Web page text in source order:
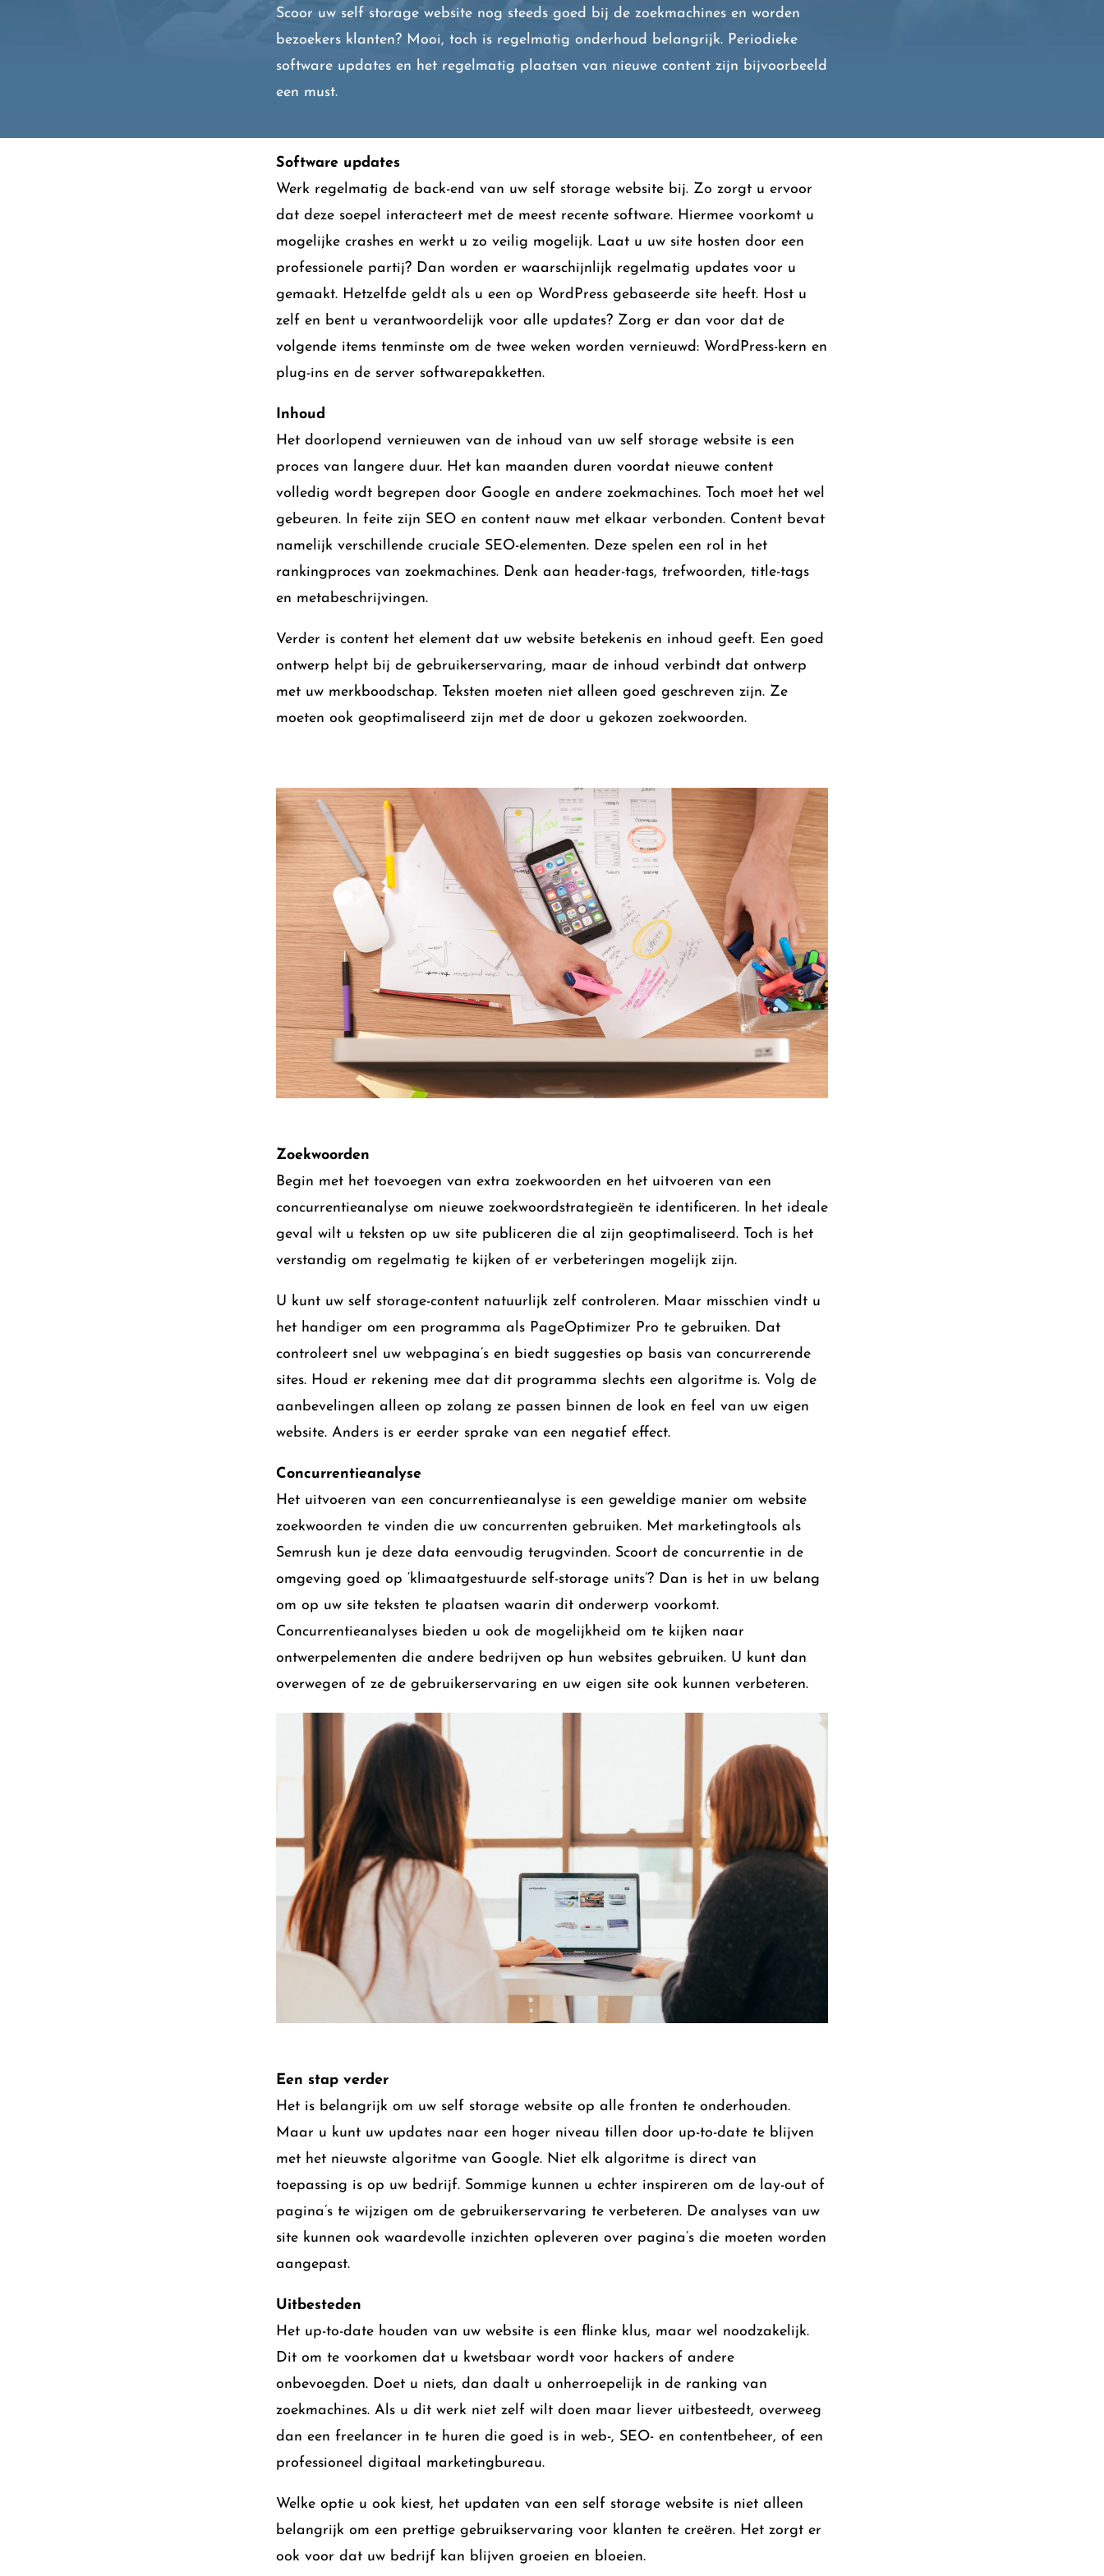
Scoor uw self storage website nog steeds goed bij de zoekmachines en worden
bezoekers klanten? Mooi, toch is regelmatig onderhoud belangrijk. Periodieke
software updates en het regelmatig plaatsen van nieuwe content zijn bijvoorbeeld
een must.
Software updates
Werk regelmatig de back-end van uw self storage website bij. Zo zorgt u ervoor
dat deze soepel interacteert met de meest recente software. Hiermee voorkomt u
mogelijke crashes en werkt u zo veilig mogelijk. Laat u uw site hosten door een
professionele partij? Dan worden er waarschijnlijk regelmatig updates voor u
gemaakt. Hetzelfde geldt als u een op WordPress gebaseerde site heeft. Host u
zelf en bent u verantwoordelijk voor alle updates? Zorg er dan voor dat de
volgende items tenminste om de twee weken worden vernieuwd: WordPress-kern en
plug-ins en de server softwarepakketten.
Inhoud
Het doorlopend vernieuwen van de inhoud van uw self storage website is een
proces van langere duur. Het kan maanden duren voordat nieuwe content
volledig wordt begrepen door Google en andere zoekmachines. Toch moet het wel
gebeuren. In feite zijn SEO en content nauw met elkaar verbonden. Content bevat
namelijk verschillende cruciale SEO-elementen. Deze spelen een rol in het
rankingproces van zoekmachines. Denk aan header-tags, trefwoorden, title-tags
en metabeschrijvingen.
Verder is content het element dat uw website betekenis en inhoud geeft. Een goed
ontwerp helpt bij de gebruikerservaring, maar de inhoud verbindt dat ontwerp
met uw merkboodschap. Teksten moeten niet alleen goed geschreven zijn. Ze
moeten ook geoptimaliseerd zijn met de door u gekozen zoekwoorden.
Zoekwoorden
Begin met het toevoegen van extra zoekwoorden en het uitvoeren van een
concurrentieanalyse om nieuwe zoekwoordstrategieën te identificeren. In het ideale
geval wilt u teksten op uw site publiceren die al zijn geoptimaliseerd. Toch is het
verstandig om regelmatig te kijken of er verbeteringen mogelijk zijn.
U kunt uw self storage-content natuurlijk zelf controleren. Maar misschien vindt u
het handiger om een ​​programma als PageOptimizer Pro te gebruiken. Dat
controleert snel uw webpagina’s en biedt suggesties op basis van concurrerende
sites. Houd er rekening mee dat dit programma slechts een algoritme is. Volg de
aanbevelingen alleen op zolang ze passen binnen de look en feel van uw eigen
website. Anders is er eerder sprake van een negatief effect.
Concurrentieanalyse
Het uitvoeren van een concurrentieanalyse is een geweldige manier om website
zoekwoorden te vinden die uw concurrenten gebruiken. Met marketingtools als
Semrush kun je deze data eenvoudig terugvinden. Scoort de concurrentie in de
omgeving goed op ‘klimaatgestuurde self-storage units’? Dan is het in uw belang
om op uw site teksten te plaatsen waarin dit onderwerp voorkomt.
Concurrentieanalyses bieden u ook de mogelijkheid om te kijken naar
ontwerpelementen die andere bedrijven op hun websites gebruiken. U kunt dan
overwegen of ze de gebruikerservaring en uw eigen site ook kunnen verbeteren.
Een stap verder
Het is belangrijk om uw self storage website op alle fronten te onderhouden.
Maar u kunt uw updates naar een hoger niveau tillen door up-to-date te blijven
met het nieuwste algoritme van Google. Niet elk algoritme is direct van
toepassing is op uw bedrijf. Sommige kunnen u echter inspireren om de lay-out of
pagina’s te wijzigen om de gebruikerservaring te verbeteren. De analyses van uw
site kunnen ook waardevolle inzichten opleveren over pagina’s die moeten worden
aangepast.
Uitbesteden
Het up-to-date houden van uw website is een flinke klus, maar wel noodzakelijk.
Dit om te voorkomen dat u kwetsbaar wordt voor hackers of andere
onbevoegden. Doet u niets, dan daalt u onherroepelijk in de ranking van
zoekmachines. Als u dit werk niet zelf wilt doen maar liever uitbesteedt, overweeg
dan een freelancer in te huren die goed is in web-, SEO- en contentbeheer, of een
professioneel digitaal marketingbureau.
Welke optie u ook kiest, het updaten van een self storage website is niet alleen
belangrijk om een ​​prettige gebruikservaring voor klanten te creëren. Het zorgt er
ook voor dat uw bedrijf kan blijven groeien en bloeien.